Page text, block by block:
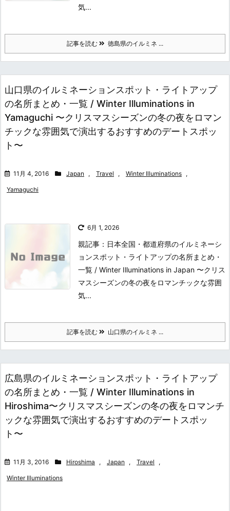
気...
記事を読む 徳島県のイルミネ ...
山口県のイルミネーションスポット・ライトアップ
の名所まとめ・一覧 / Winter Illuminations in
Yamaguchi 〜クリスマスシーズンの冬の夜をロマン
チックな雰囲気で演出するおすすめのデートスポッ
ト〜
11月 4, 2016 Japan , Travel , Winter Illuminations ,
Yamaguchi
6月 1, 2026
親記事：日本全国・都道府県のイルミネーシ
ョンスポット・ライトアップの名所まとめ・
一覧 / Winter Illuminations in Japan 〜クリス
マスシーズンの冬の夜をロマンチックな雰囲
気...
記事を読む 山口県のイルミネ ...
広島県のイルミネーションスポット・ライトアップ
の名所まとめ・一覧 / Winter Illuminations in
Hiroshima〜クリスマスシーズンの冬の夜をロマンチ
ックな雰囲気で演出するおすすめのデートスポッ
ト〜
11月 3, 2016 Hiroshima , Japan , Travel ,
Winter Illuminations